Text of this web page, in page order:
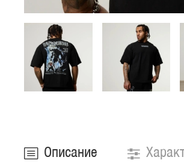
Описание